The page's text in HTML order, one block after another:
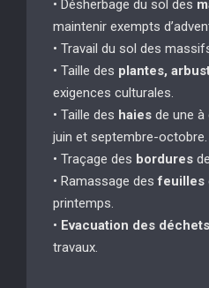
• Désherbage du sol des
maintenir exempts
• Travail du sol des
• Taille des plantes,
exigences culturales.
• Taille des haies de une à
juin et septembre-octobre.
• Traçage des bordures
• Ramassage desfeuilles
printemps.
• Evacuation des déchets
travaux.